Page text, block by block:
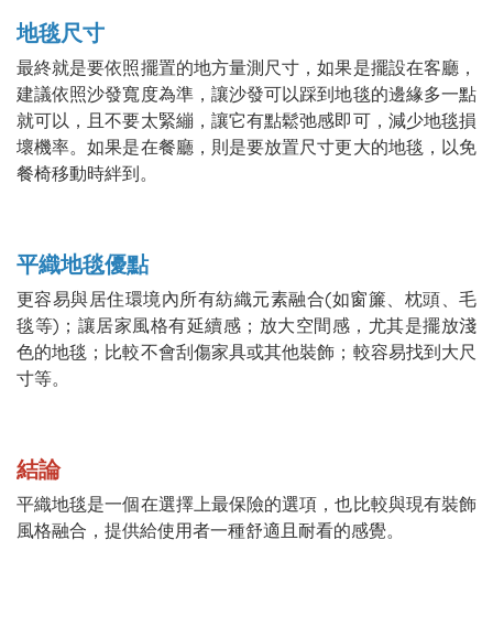
地毯尺寸
最終就是要依照擺置的地方量測尺寸，如果是擺設在客廳，
建議依照沙發寬度為準，讓沙發可以踩到地毯的邊緣多一點
就可以，且不要太緊繃，讓它有點鬆弛感即可，減少地毯損
壞機率。如果是在餐廳，則是要放置尺寸更大的地毯，以免
餐椅移動時絆到。
平織地毯優點
更容易與居住環境內所有紡織元素融合(如窗簾、枕頭、毛
毯等)；讓居家風格有延續感；放大空間感，尤其是擺放淺
色的地毯；比較不會刮傷家具或其他裝飾；較容易找到大尺
寸等。
結論
平織地毯是一個在選擇上最保險的選項，也比較與現有裝飾
風格融合，提供給使用者一種舒適且耐看的感覺。